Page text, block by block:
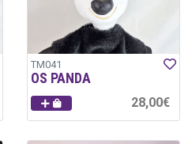
TM041
OS PANDA
28,00€